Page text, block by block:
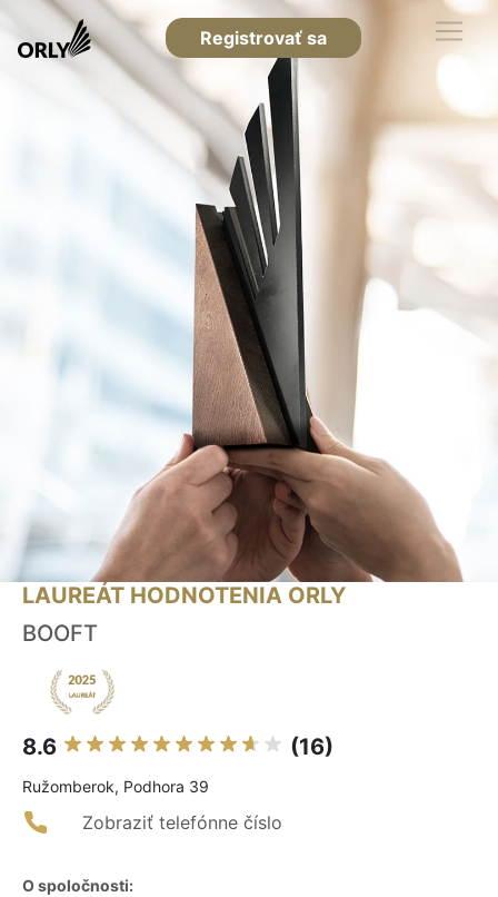
Registrovať sa
LAUREÁT HODNOTENIA ORLY
BOOFT
8.6 (16)
Ružomberok, Podhora 39
Zobraziť telefónne číslo
O spoločnosti: